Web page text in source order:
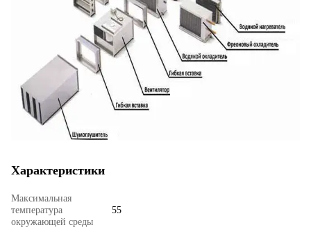
Характеристики
Максимальная
температура
окружающей среды
55